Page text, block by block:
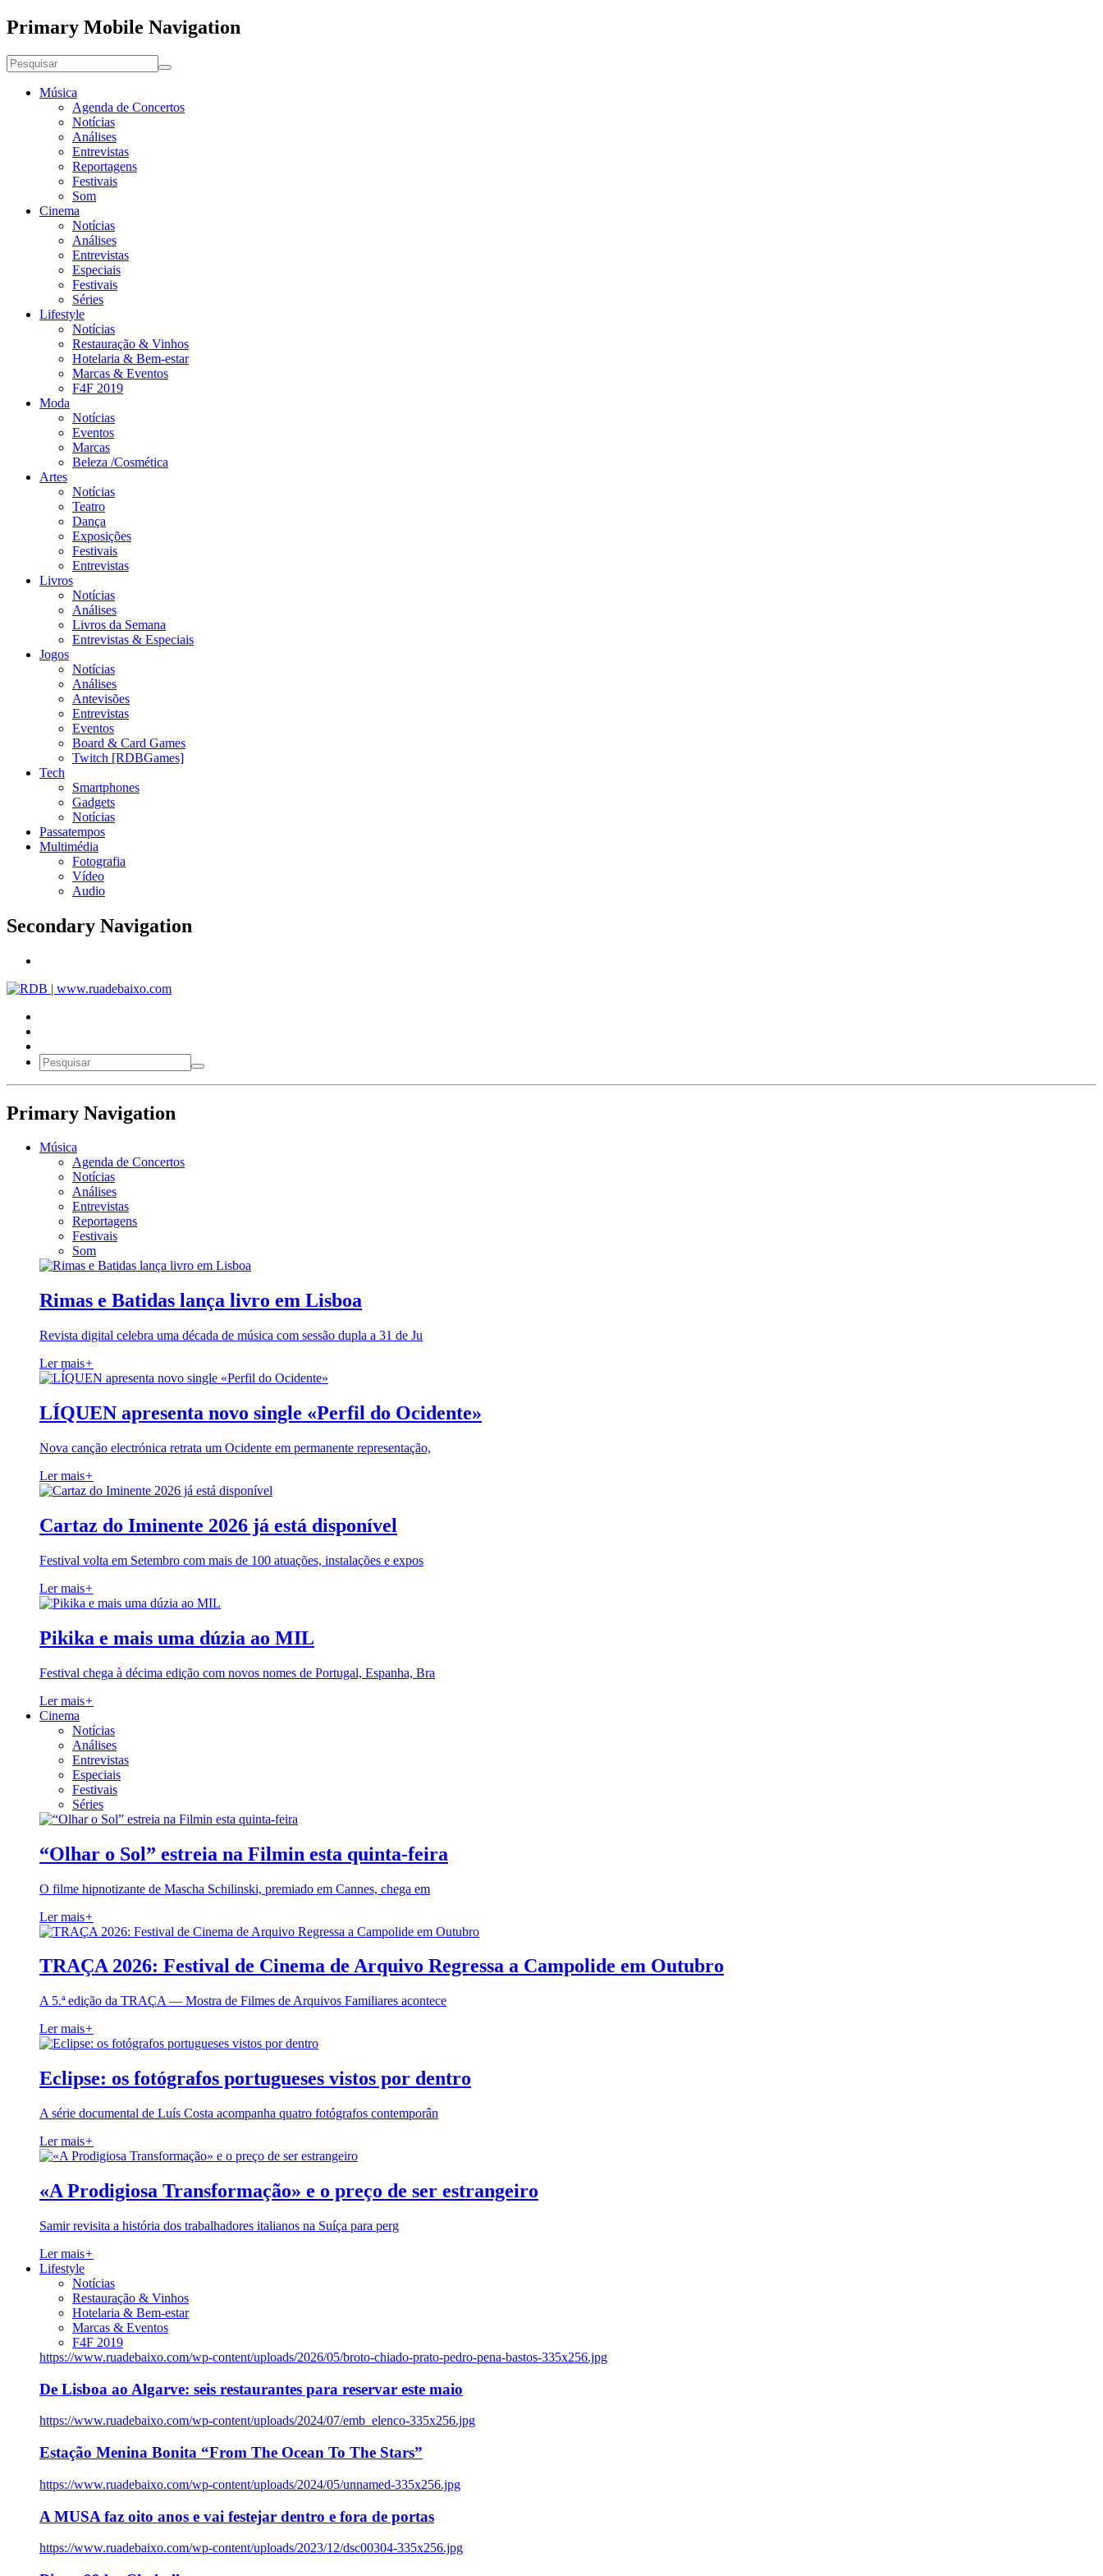
Primary Mobile Navigation
Música
Agenda de Concertos
Notícias
Análises
Entrevistas
Reportagens
Festivais
Som
Cinema
Notícias
Análises
Entrevistas
Especiais
Festivais
Séries
Lifestyle
Notícias
Restauração & Vinhos
Hotelaria & Bem-estar
Marcas & Eventos
F4F 2019
Moda
Notícias
Eventos
Marcas
Beleza /Cosmética
Artes
Notícias
Teatro
Dança
Exposições
Festivais
Entrevistas
Livros
Notícias
Análises
Livros da Semana
Entrevistas & Especiais
Jogos
Notícias
Análises
Antevisões
Entrevistas
Eventos
Board & Card Games
Twitch [RDBGames]
Tech
Smartphones
Gadgets
Notícias
Passatempos
Multimédia
Fotografia
Vídeo
Audio
Secondary Navigation
Primary Navigation
Música
Agenda de Concertos
Notícias
Análises
Entrevistas
Reportagens
Festivais
Som
Rimas e Batidas lança livro em Lisboa
Revista digital celebra uma década de música com sessão dupla a 31 de Ju
Ler mais+
LÍQUEN apresenta novo single «Perfil do Ocidente»
Nova canção electrónica retrata um Ocidente em permanente representação,
Ler mais+
Cartaz do Iminente 2026 já está disponível
Festival volta em Setembro com mais de 100 atuações, instalações e expos
Ler mais+
Pikika e mais uma dúzia ao MIL
Festival chega à décima edição com novos nomes de Portugal, Espanha, Bra
Ler mais+
Cinema
Notícias
Análises
Entrevistas
Especiais
Festivais
Séries
“Olhar o Sol” estreia na Filmin esta quinta-feira
O filme hipnotizante de Mascha Schilinski, premiado em Cannes, chega em
Ler mais+
TRAÇA 2026: Festival de Cinema de Arquivo Regressa a Campolide em Outubro
A 5.ª edição da TRAÇA — Mostra de Filmes de Arquivos Familiares acontece
Ler mais+
Eclipse: os fotógrafos portugueses vistos por dentro
A série documental de Luís Costa acompanha quatro fotógrafos contemporân
Ler mais+
«A Prodigiosa Transformação» e o preço de ser estrangeiro
Samir revisita a história dos trabalhadores italianos na Suíça para perg
Ler mais+
Lifestyle
Notícias
Restauração & Vinhos
Hotelaria & Bem-estar
Marcas & Eventos
F4F 2019
https://www.ruadebaixo.com/wp-content/uploads/2026/05/broto-chiado-prato-pedro-pena-bastos-335x256.jpg
De Lisboa ao Algarve: seis restaurantes para reservar este maio
https://www.ruadebaixo.com/wp-content/uploads/2024/07/emb_elenco-335x256.jpg
Estação Menina Bonita “From The Ocean To The Stars”
https://www.ruadebaixo.com/wp-content/uploads/2024/05/unnamed-335x256.jpg
A MUSA faz oito anos e vai festejar dentro e fora de portas
https://www.ruadebaixo.com/wp-content/uploads/2023/12/dsc00304-335x256.jpg